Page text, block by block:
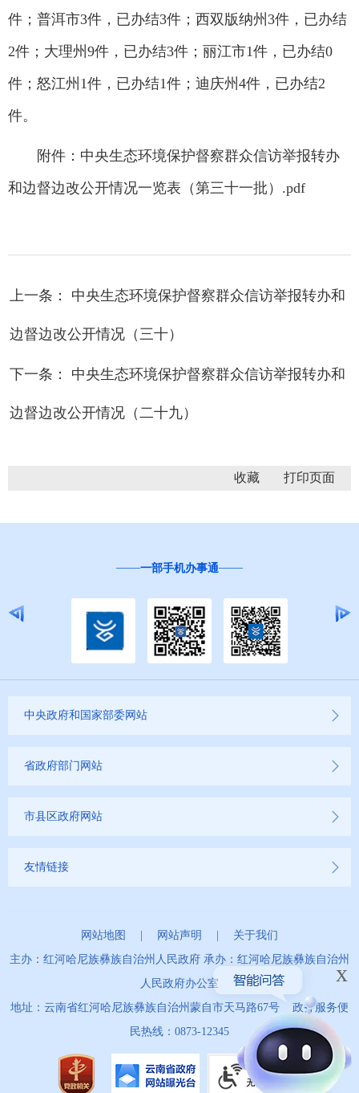
件；普洱市3件，已办结3件；西双版纳州3件，已办结
2件；大理州9件，已办结3件；丽江市1件，已办结0
件；怒江州1件，已办结1件；迪庆州4件，已办结2
件。
附件： 中央生态环境保护督察群众信访举报转办
和边督边改公开情况一览表（第三十一批）.pdf
上一条： 中央生态环境保护督察群众信访举报转办和
边督边改公开情况（三十）
下一条： 中央生态环境保护督察群众信访举报转办和
边督边改公开情况（二十九）
收藏
“互联网+督查”
中央政府和国家部委网站
省政府部门网站
市县区政府网站
友情链接
网站地图 网站声明
关于我们
主办：红河哈尼族彝族自治州人民政府 承办：红河哈尼族彝族自治州
人民政府办公室
地址：云南省红河哈尼族彝族自治州蒙自市天马路67号 政务服务便
民热线：0873-12345
x